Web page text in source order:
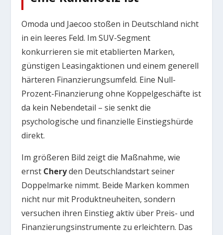
Omoda und Jaecoo stoßen in Deutschland nicht
in ein leeres Feld. Im SUV-Segment
konkurrieren sie mit etablierten Marken,
günstigen Leasingaktionen und einem generell
härteren Finanzierungsumfeld. Eine Null-
Prozent-Finanzierung ohne Koppelgeschäfte ist
da kein Nebendetail – sie senkt die
psychologische und finanzielle Einstiegshürde
direkt.
Im größeren Bild zeigt die Maßnahme, wie
ernst Cheryden Deutschlandstart seiner
Doppelmarke nimmt. Beide Marken kommen
nicht nur mit Produktneuheiten, sondern
versuchen ihren Einstieg aktiv über Preis- und
Finanzierungsinstrumente zu erleichtern. Das